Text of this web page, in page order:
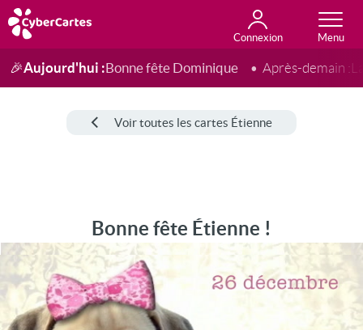
Connexion
Anniversaire
Fête du jour
Amour
Amitié
Merci
Toutes les cartes
🎉Aujourd'hui :Bonne fête Dominique Après-demain :
Voir toutes les cartes Étienne
Bonne fête Étienne !